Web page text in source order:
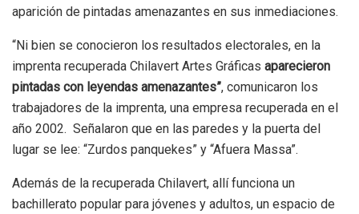
aparición de pintadas amenazantes en sus inmediaciones.
“Ni bien se conocieron los resultados electorales, en la
imprenta recuperada Chilavert Artes Gráficas aparecieron
pintadas con leyendas amenazantes”, comunicaron los
trabajadores de la imprenta, una empresa recuperada en el
año 2002. Señalaron que en las paredes y la puerta del
lugar se lee: “Zurdos panquekes” y “Afuera Massa”.
Además de la recuperada Chilavert, allí funciona un
bachillerato popular para jóvenes y adultos, un espacio de